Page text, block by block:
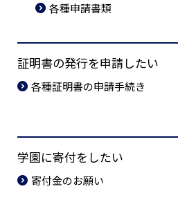
各種申請書類
証明書の発行を申請したい
各種証明書の申請手続き
学園に寄付をしたい
寄付金のお願い